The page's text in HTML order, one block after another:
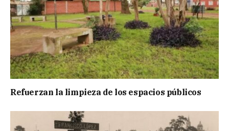
Refuerzan la limpieza de los espacios públicos